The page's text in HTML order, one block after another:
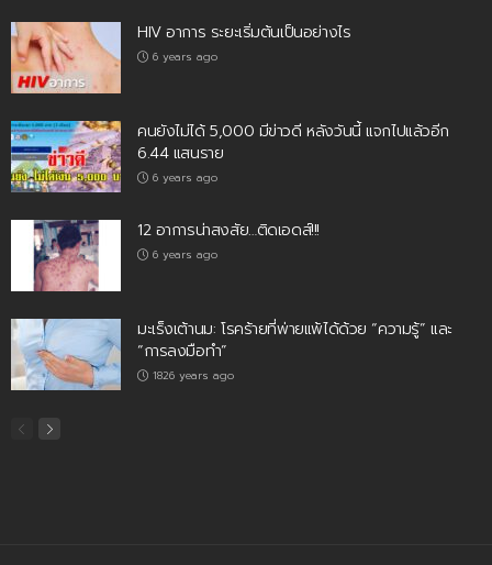
HIV อาการ ระยะเริ่มต้นเป็นอย่างไร
6 years ago
คนยังไม่ได้ 5,000 มีข่าวดี หลังวันนี้ แจกไปแล้วอีก
6.44 แสนราย
6 years ago
12 อาการน่าสงสัย…ติดเอดส์!!!
6 years ago
มะเร็งเต้านม: โรคร้ายที่พ่ายแพ้ได้ด้วย “ความรู้” และ
“การลงมือทำ”
1826 years ago